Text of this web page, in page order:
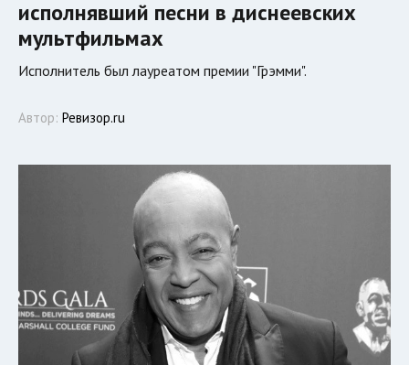
исполнявший песни в диснеевских
мультфильмах
Исполнитель был лауреатом премии "Грэмми".
Автор: Ревизор.ru